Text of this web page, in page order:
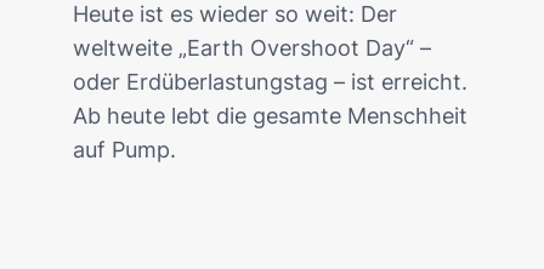
Heute ist es wieder so weit: Der
weltweite „Earth Overshoot Day“ –
oder Erdüberlastungstag – ist erreicht.
Ab heute lebt die gesamte Menschheit
auf Pump.